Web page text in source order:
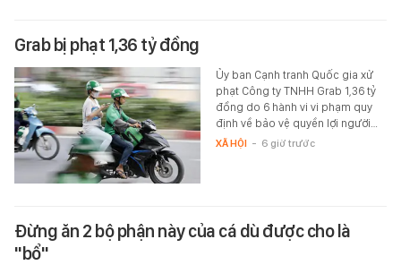
Grab bị phạt 1,36 tỷ đồng
Ủy ban Cạnh tranh Quốc gia xử
phạt Công ty TNHH Grab 1,36 tỷ
đồng do 6 hành vi vi phạm quy
định về bảo vệ quyền lợi người…
XÃ HỘI - 6 giờ trước
Đừng ăn 2 bộ phận này của cá dù được cho là
"bổ"